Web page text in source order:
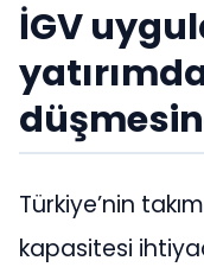
İGV
Türkiye’nin
kapasitesi